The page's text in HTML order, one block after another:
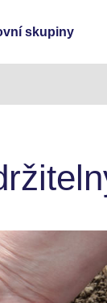
skupiny